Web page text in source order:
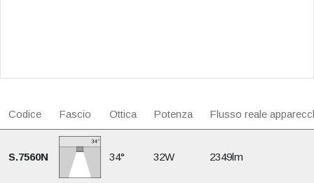
Codice Fascio Ottica Potenza Flusso reale
S.7560N 34° 32W 2349lm